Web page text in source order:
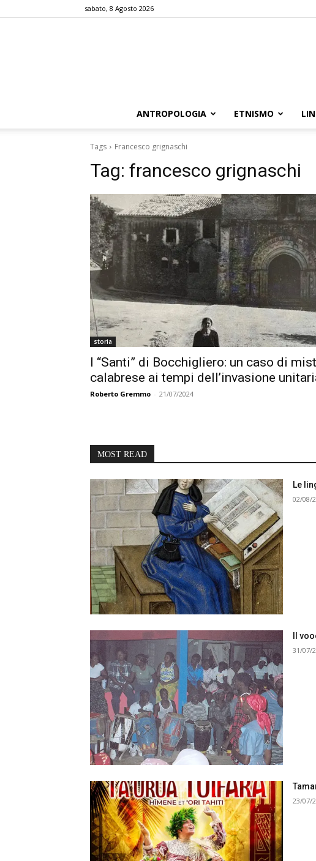
sabato, 8 Agosto 2026
ANTROPOLOGIA ETNISMO
Tags Francesco grignaschi
Tag: francesco grignaschi
storia
I “Santi” di Bocchigliero: un caso di
calabrese ai tempi dell’invasione
Roberto Gremmo - 21/07/2024
MOST READ
Le
02/08/
Il
31/07/
23/07/